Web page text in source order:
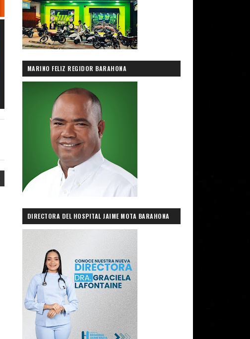
MARINO FELIZ REGIDOR BARAHONA
DIRECTORA DEL HOSPITAL JAIME MOTA BARAHONA